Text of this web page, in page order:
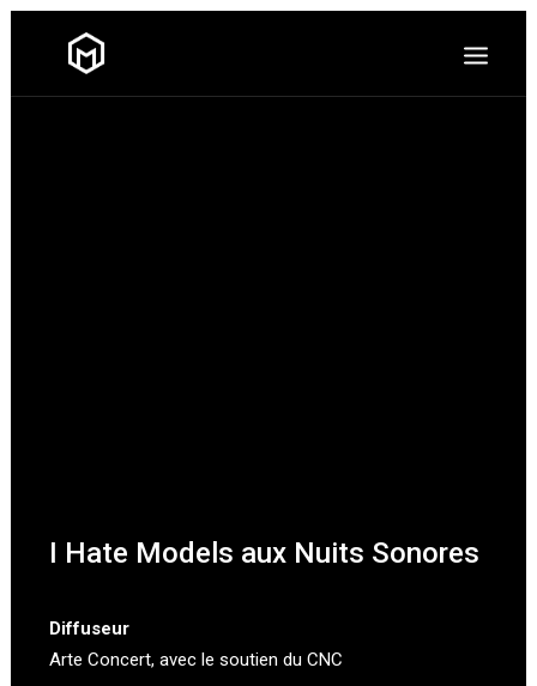
I Hate Models aux Nuits Sonores
Diffuseur
Arte Concert, avec le soutien du CNC